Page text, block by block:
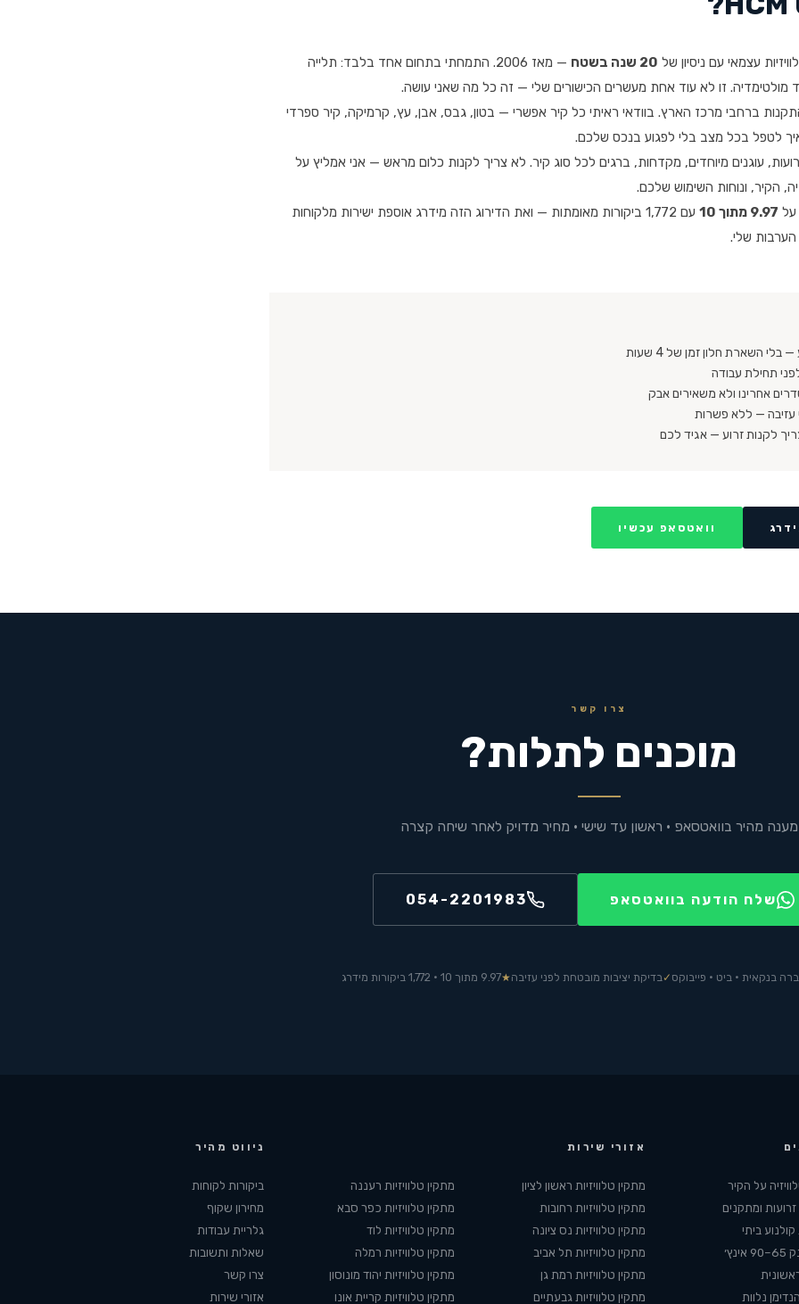
עצמאי עם ניסיון של 20 שנה בשטח
— מאז 2006. התמחתי בתחום אחד בלבד: תלייה
מולטימדיה. זו לא עוד אחת מעשרים הכישורים שלי — זה כל מה שאני עושה.
ברחבי מרכז הארץ. בוודאי ראיתי כל קיר אפשרי — בטון, גבס, אבן, עץ, קרמיקה, קיר ספרדי
איך לטפל בכל מצב בלי לפגוע בנכס שלכם.
עוגנים מיוחדים, מקדחות, ברגים לכל סוג קיר. לא צריך לקנות כלום מראש — אני אמליץ על
הקיר, ונוחות השימוש שלכם.
על 9.97 מתוך 10
עם 1,772 ביקורות מאומתות — ואת הדירוג הזה מידרג אוספת ישירות מלקוחות
הערבות שלי.
השארת חלון זמן של 4 שעות
תחילת עבודה
אחרינו ולא משאירים אבק
עזיבה — ללא פשרות
לקנות זרוע — אגיד לכם
וואטסאפ עכשיו
צרו קשר
מוכנים לתלות?
מענה מהיר בוואטסאפ · ראשון עד שישי · מחיר מדויק לאחר שיחה קצרה
שלח הודעה בוואטסאפ 054-2201983
בנקאית · ביט · פייבוקס ✓בדיקת יציבות מובטחת לפני עזיבה★9.97 מתוך 10 · 1,772 ביקורות מידרג
על הקיר
ומתקנים
ביתי
נלוות
אזורי שירות
מתקין טלוויזיות ראשון לציון
מתקין טלוויזיות רחובות
מתקין טלוויזיות נס ציונה
מתקין טלוויזיות תל אביב
מתקין טלוויזיות רמת גן
מתקין טלוויזיות גבעתיים
מתקין טלוויזיות רעננה
מתקין טלוויזיות כפר סבא
מתקין טלוויזיות לוד
מתקין טלוויזיות רמלה
מתקין טלוויזיות יהוד מונוסון
מתקין טלוויזיות קריית אונו
ניווט מהיר
ביקורות לקוחות
מחירון שקוף
גלריית עבודות
שאלות ותשובות
צרו קשר
אזורי שירות